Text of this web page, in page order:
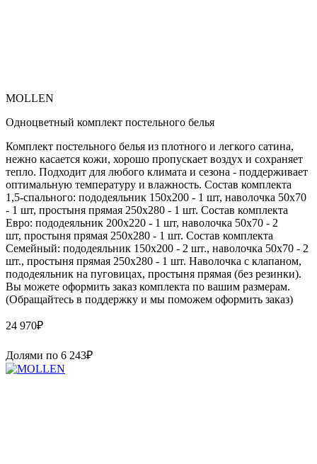
MOLLEN
Одноцветный комплект постельного белья
Комплект постельного белья из плотного и легкого сатина,
нежно касается кожи, хорошо пропускает воздух и сохраняет
тепло. Подходит для любого климата и сезона - поддерживает
оптимальную температуру и влажность. Состав комплекта
1,5-спального: пододеяльник 150х200 - 1 шт, наволочка 50х70
- 1 шт, простыня прямая 250х280 - 1 шт. Состав комплекта
Евро: пододеяльник 200х220 - 1 шт, наволочка 50х70 - 2
шт, простыня прямая 250х280 - 1 шт. Состав комплекта
Семейный: пододеяльник 150х200 - 2 шт., наволочка 50х70 - 2
шт., простыня прямая 250х280 - 1 шт. Наволочка с клапаном,
пододеяльник на пуговицах, простыня прямая (без резинки).
Вы можете оформить заказ комплекта по вашим размерам.
(Обращайтесь в поддержку и мы поможем оформить заказ)
24 970₽
Долями по 6 243₽